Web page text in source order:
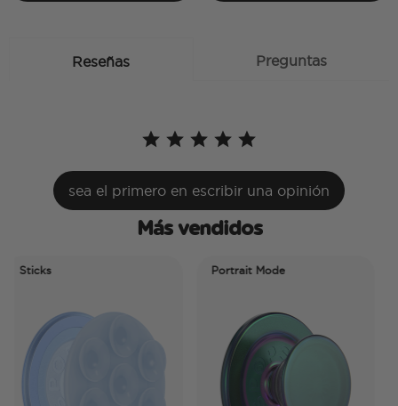
Reseñas Preguntas
sea el primero en escribir una opinión
Más vendidos
Sticks Portrait Mode